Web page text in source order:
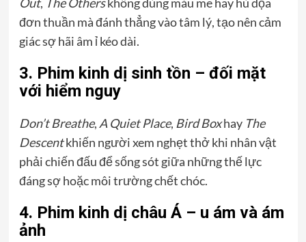
đơn thuần mà đánh thẳng vào tâm lý, tạo nên cảm
giác sợ hãi âm ỉ kéo dài.
3. Phim kinh dị sinh tồn – đối mặt
với hiểm nguy
Don’t Breathe, A Quiet Place, Bird Boxhay The
Descentkhiến người xem nghẹt thở khi nhân vật
phải chiến đấu để sống sót giữa những thế lực
đáng sợ hoặc môi trường chết chóc.
4. Phim kinh dị châu Á – u ám và ám
ảnh